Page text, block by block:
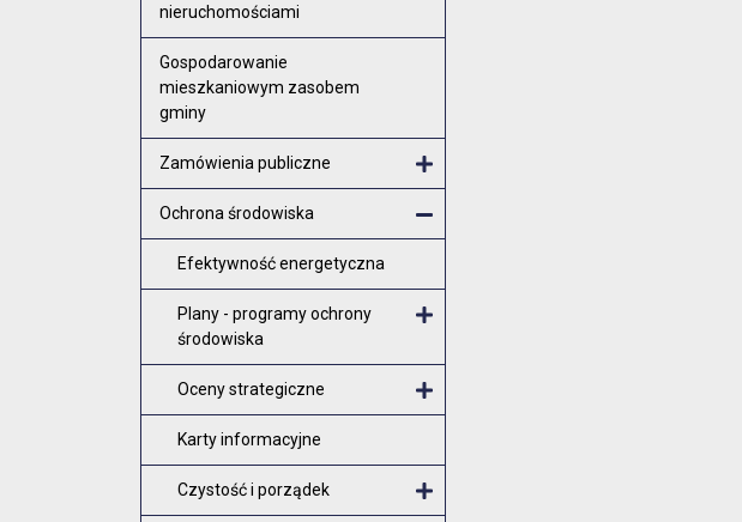
nieruchomościami
Gospodarowanie
mieszkaniowym zasobem
gminy
Zamówienia publiczne
Ochrona środowiska
Efektywność energetyczna
Plany - programy ochrony
środowiska
Oceny strategiczne
Karty informacyjne
Czystość i porządek